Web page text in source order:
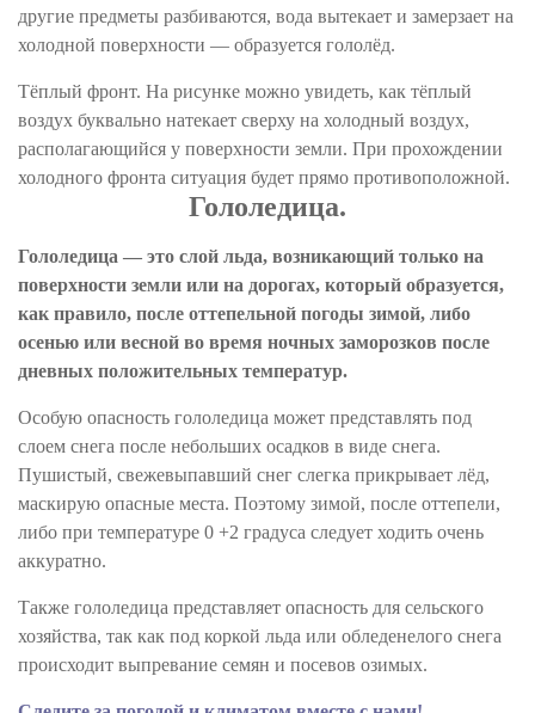
другие предметы разбиваются, вода вытекает и замерзает на
холодной поверхности — образуется гололёд.
Тёплый фронт. На рисунке можно увидеть, как тёплый
воздух буквально натекает сверху на холодный воздух,
располагающийся у поверхности земли. При прохождении
холодного фронта ситуация будет прямо противоположной.
Гололедица.
Гололедица — это слой льда, возникающий только на
поверхности земли или на дорогах, который образуется,
как правило, после оттепельной погоды зимой, либо
осенью или весной во время ночных заморозков после
дневных положительных температур.
Особую опасность гололедица может представлять под
слоем снега после небольших осадков в виде снега.
Пушистый, свежевыпавший снег слегка прикрывает лёд,
маскирую опасные места. Поэтому зимой, после оттепели,
либо при температуре 0 +2 градуса следует ходить очень
аккуратно.
Также гололедица представляет опасность для сельского
хозяйства, так как под коркой льда или обледенелого снега
происходит выпревание семян и посевов озимых.